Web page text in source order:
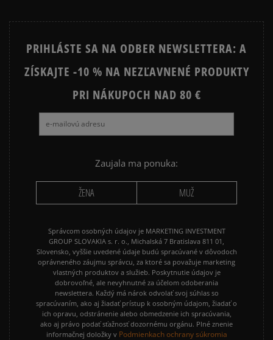
PRIHLÁSTE SA NA ODBER NEWSLETTERA: A
ZÍSKAJTE -10 % NA NEZĽAVNENÉ PRODUKTY
PRI NÁKUPOCH NAD 80 €
Zaujala ma ponuka:
ŽENA MUŽ
Správcom osobných údajov je MARKETING INVESTMENT
GROUP SLOVAKIA s. r. o., Michalská 7 Bratislava 811 01,
Slovensko, vyššie uvedené údaje budú spracúvané v dôvodoch
oprávneného záujmu správcu, za ktoré sa považuje marketing
vlastných produktov a služieb. Poskytnutie údajov je
dobrovoľné, ale nevyhnutné za účelom odoberania
newslettera. Každý má nárok odvolať svoj súhlas so
spracúvaním, ako aj žiadať prístup k osobným údajom, žiadať o
ich opravu, odstránenie alebo obmedzenie ich spracúvania,
ako aj právo podať sťažnosť dozornému orgánu. Plné znenie
informačnej doložky v Podmienkach ochrany súkromia